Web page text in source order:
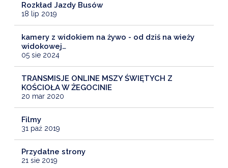
Rozkład Jazdy Busów
18 lip 2019
kamery z widokiem na żywo - od dziś na wieży
widokowej…
05 sie 2024
TRANSMISJE ONLINE MSZY ŚWIĘTYCH Z
KOŚCIOŁA W ŻEGOCINIE
20 mar 2020
Filmy
31 paź 2019
Przydatne strony
21 sie 2019